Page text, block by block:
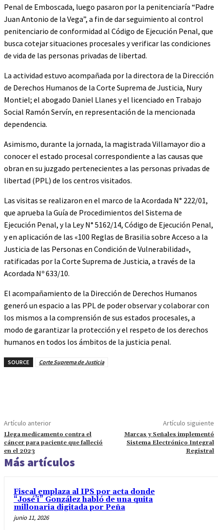
Penal de Emboscada, luego pasaron por la penitenciaría “Padre
Juan Antonio de la Vega”, a fin de dar seguimiento al control
penitenciario de conformidad al Código de Ejecución Penal, que
busca cotejar situaciones procesales y verificar las condiciones
de vida de las personas privadas de libertad.
La actividad estuvo acompañada por la directora de la Dirección
de Derechos Humanos de la Corte Suprema de Justicia, Nury
Montiel; el abogado Daniel Llanes y el licenciado en Trabajo
Social Ramón Servín, en representación de la mencionada
dependencia.
Asimismo, durante la jornada, la magistrada Villamayor dio a
conocer el estado procesal correspondiente a las causas que
obran en su juzgado pertenecientes a las personas privadas de
libertad (PPL) de los centros visitados.
Las visitas se realizaron en el marco de la Acordada N° 222/01,
que aprueba la Guía de Procedimientos del Sistema de
Ejecución Penal, y la Ley N° 5162/14, Código de Ejecución Penal,
y en aplicación de las «100 Reglas de Brasilia sobre Acceso a la
Justicia de las Personas en Condición de Vulnerabilidad»,
ratificadas por la Corte Suprema de Justicia, a través de la
Acordada Nº 633/10.
El acompañamiento de la Dirección de Derechos Humanos
generó un espacio a las PPL de poder observar y colaborar con
los mismos a la comprensión de sus estados procesales, a
modo de garantizar la protección y el respeto de los derechos
humanos en todos los ámbitos de la justicia penal.
SOURCE Corte Suprema de Justicia
Artículo anterior
Llega medicamento contra el
cáncer para paciente que falleció
en el 2023
Artículo siguiente
Marcas y Señales implementó
Sistema Electrónico Integral
Registral
Más artículos
Fiscal emplaza al IPS por acta donde
“José’i” González habló de una quita
millonaria digitada por Peña
junio 11, 2026